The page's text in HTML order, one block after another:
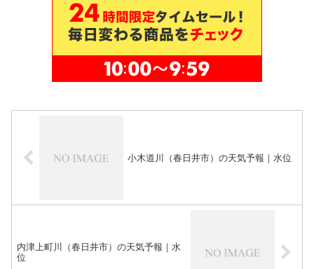
小木道川（春日井市）の天気予報｜水位
内津上町川（春日井市）の天気予報｜水
位